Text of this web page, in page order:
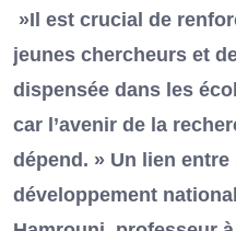
»Il est crucial de
jeunes chercheurs et
dispensée dans les
car l’avenir de la
dépend. » Un lien
développement